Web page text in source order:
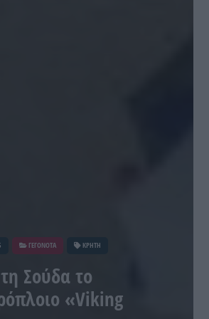
ΓΕΓΟΝΟΤΑ ΚΡΗΤΗ
Σούδα το
«Viking